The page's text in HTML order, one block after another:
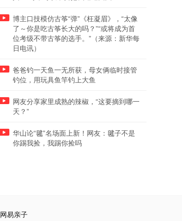
博主口技模仿古筝“弹”《枉凝眉》，“太像
了～你是吃古筝长大的吗？”“或将成为首
位考级不带古筝的选手。”（来源：新华每
日电讯）
爸爸钓一天鱼一无所获，母女俩临时接管
钓位，用玩具鱼竿钓上大鱼
网友分享家里成熟的辣椒，“这要摘到哪一
天？”
华山论“毽”名场面上新！网友：毽子不是
你踢我捡，我踢你捡吗
网易亲子